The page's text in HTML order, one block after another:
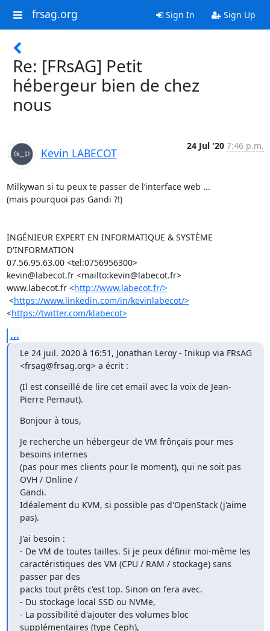
frsag.org Sign In Sign Up
Re: [FRsAG] Petit
hébergeur bien de chez
nous
Kevin LABECOT
24 Jul '20 7:46 p.m.
Milkywan si tu peux te passer de l’interface web ...
(mais pourquoi pas Gandi ?!)
INGÉNIEUR EXPERT EN INFORMATIQUE & SYSTÈME
D'INFORMATION
07.56.95.63.00 <tel:0756956300>
kevin@labecot.fr <mailto:kevin@labecot.fr>
www.labecot.fr <http://www.labecot.fr/>
<https://www.linkedin.com/in/kevinlabecot/>
<https://twitter.com/klabecot>
...
Le 24 juil. 2020 à 16:51, Jonathan Leroy - Inikup via FRsAG
<frsag@frsag.org> a écrit :
(Il est conseillé de lire cet email avec la voix de Jean-
Pierre Pernaut).
Bonjour à tous,
Je recherche un hébergeur de VM frônçais pour mes
besoins internes
(pas pour mes clients pour le moment), qui ne soit pas
OVH / Online /
Gandi.
Idéalement du KVM, si possible pas d'OpenStack (j'aime
pas).
J'ai besoin :
- De VM de toutes tailles. Si je peux définir moi-même les
caractéristiques des VM (CPU / RAM / stockage) sans
passer par des
packs tout prêts c'est top. Sinon on fera avec.
- Du stockage local SSD ou NVMe,
- La possibilité d'ajouter des volumes bloc
supplémentaires (type Ceph),